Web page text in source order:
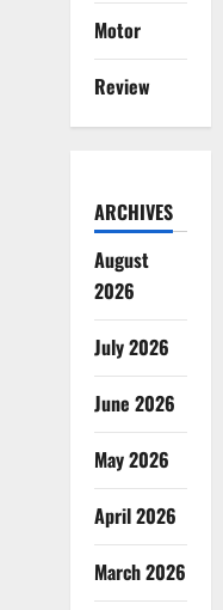
Motor
Review
ARCHIVES
August
2026
July 2026
June 2026
May 2026
April 2026
March 2026